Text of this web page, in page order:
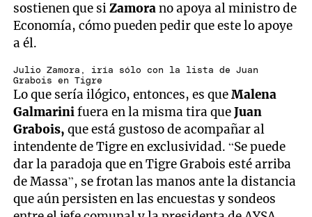
sostienen que siZamorano apoya al ministro de
Economía, cómo pueden pedir que este lo apoye
a él.
Julio Zamora, iría sólo con la lista de Juan
Grabois en Tigre
Lo que sería ilógico, entonces, es queMalena
Galmarinifuera en la misma tira queJuan
Grabois, que está gustoso de acompañar al
intendente de Tigre en exclusividad. “Se puede
dar la paradoja que en Tigre Grabois esté arriba
de Massa”, se frotan las manos ante la distancia
que aún persisten en las encuestas y sondeos